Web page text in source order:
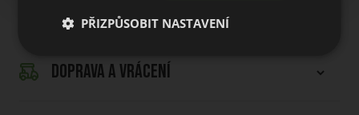
DOPRAVA A VRÁCENÍ
PŘIZPŮSOBIT NASTAVENÍ